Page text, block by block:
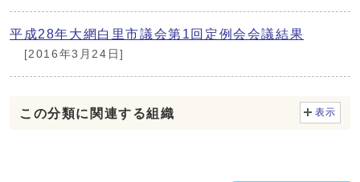
平成28年大網白里市議会第1回定例会会議結果
[2016年3月24日]
この分類に関連する組織 表示